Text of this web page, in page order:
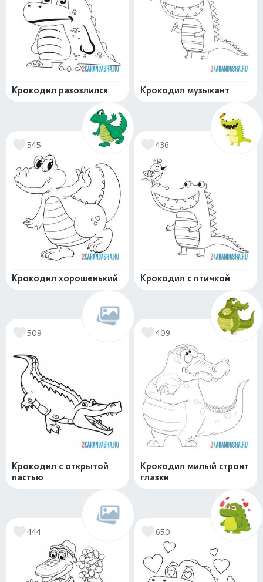
Крокодил разозлился Крокодил музыкант
545
Крокодил хорошенький
436
Крокодил с птичкой
509
Крокодил с открытой
пастью
409
Крокодил милый строит
глазки
444 650